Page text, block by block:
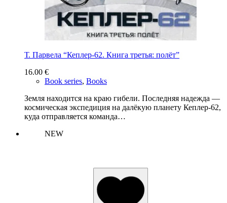
Т. Парвела “Кеплер-62. Книга третья: полёт”
16.00 €
Book series, Books
Земля находится на краю гибели. Последняя надежда —
космическая экспедиция на далёкую планету Кеплер-62,
куда отправляется команда…
NEW